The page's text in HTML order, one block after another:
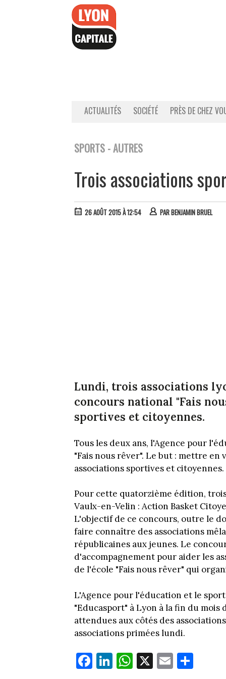
ACTUALITÉS SOCIÉTÉ PRÈS DE CHEZ
SPORTS - AUTRES
Trois associations
26 AOÛT 2015 À 12:54 PARBENJAMIN BRUEL
Lundi, trois associations
concours national "Fais
sportives et citoyennes.
Tous les deux ans, l'Agence pour
"Fais nous rêver". Le but : mettre
associations sportives et citoyennes.
Pour cette quatorzième édition,
Vaulx-en-Velin : Action Basket
L'objectif de ce concours, outre le
faire connaître des associations
républicaines aux jeunes. Le
d'accompagnement pour aider les
de l'école "Fais nous rêver" qui
L'Agence pour l'éducation et le
"Educasport" à Lyon à la fin du
attendues aux côtés des
associations primées lundi.
Fa Li W X E